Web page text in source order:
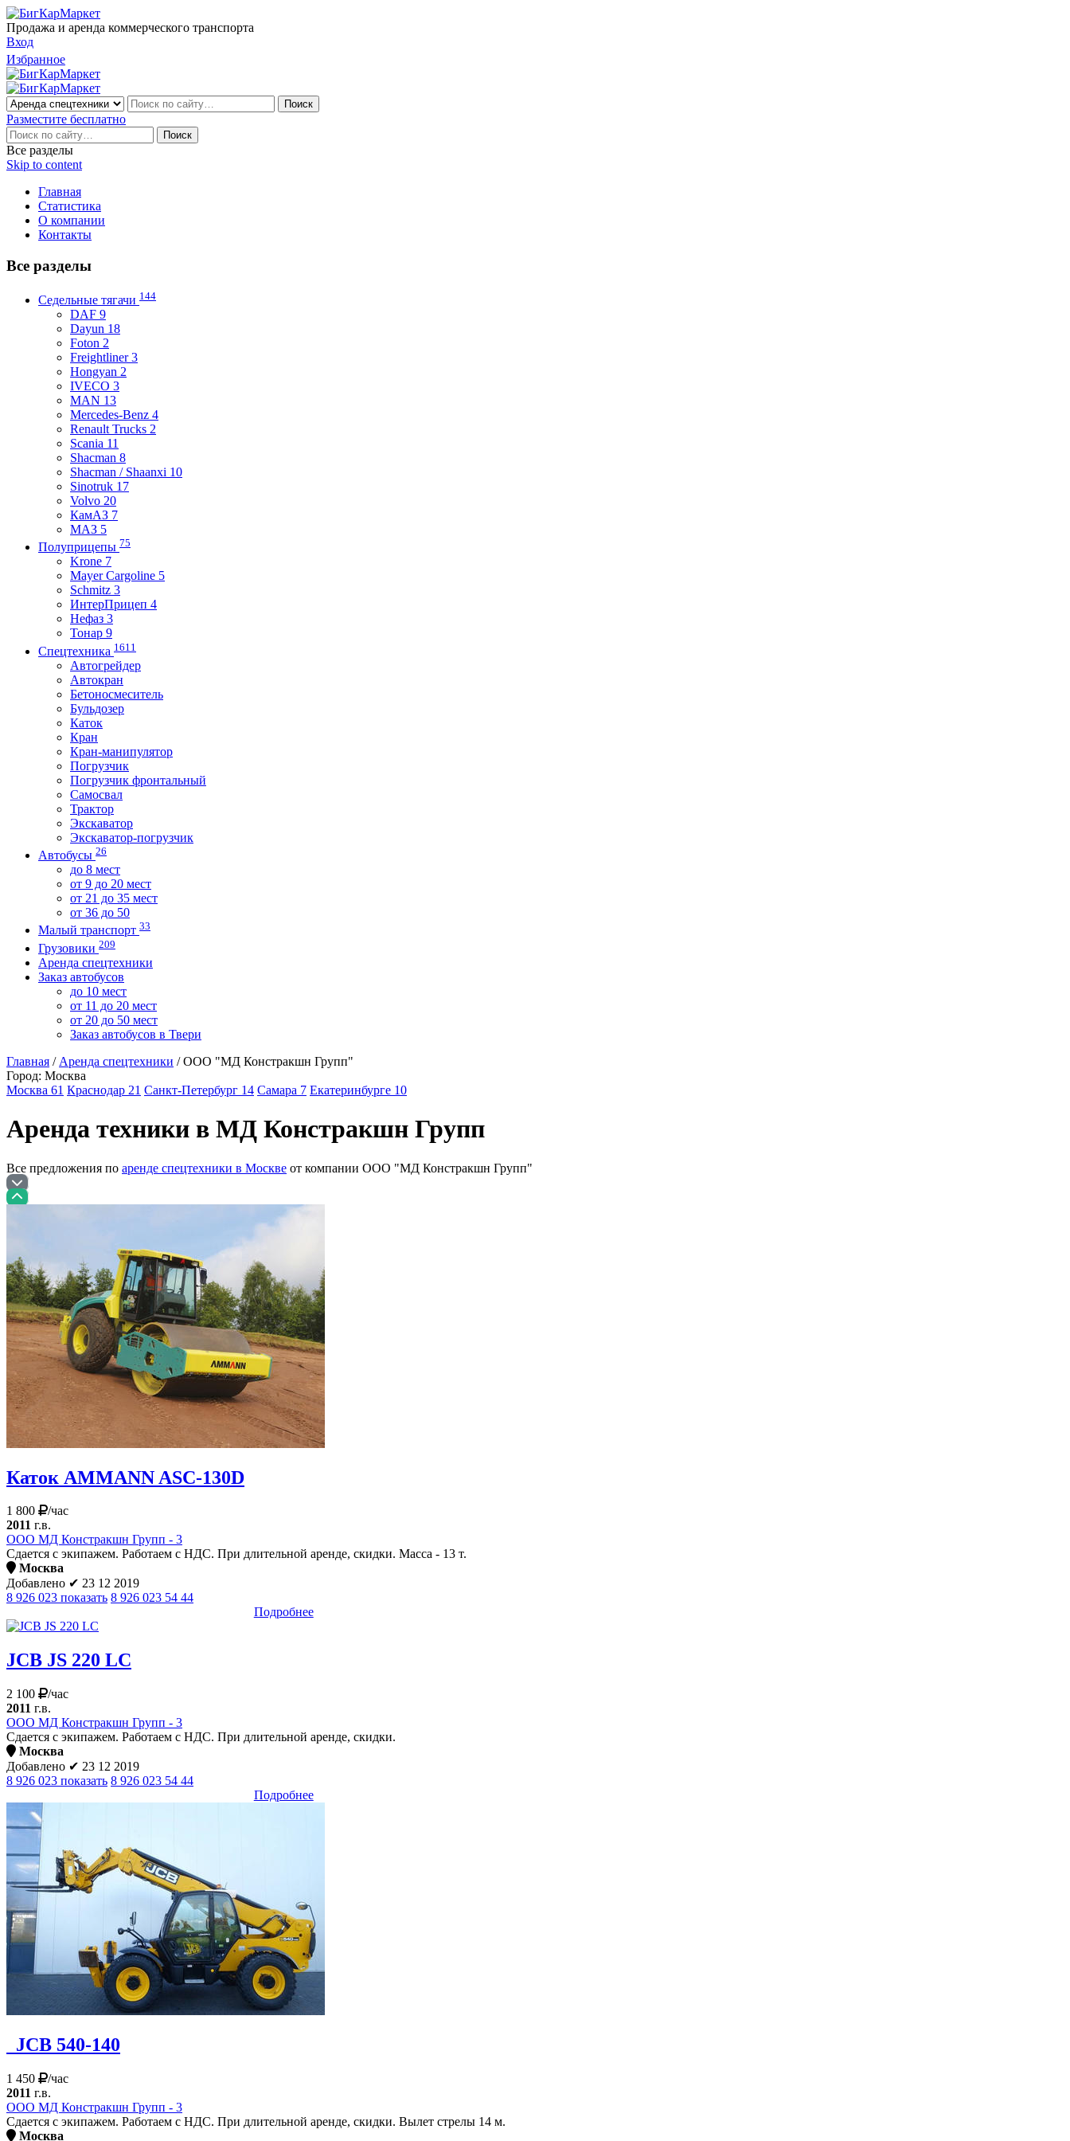
Продажа и аренда коммерческого транспорта
Вход
Избранное
Разместите бесплатно
Все разделы
Skip to content
Главная
Статистика
О компании
Контакты
Все разделы
Седельные тягачи 144
DAF 9
Dayun 18
Foton 2
Freightliner 3
Hongyan 2
IVECO 3
MAN 13
Mercedes-Benz 4
Renault Trucks 2
Scania 11
Shacman 8
Shacman / Shaanxi 10
Sinotruk 17
Volvo 20
КамАЗ 7
МАЗ 5
Полуприцепы 75
Krone 7
Mayer Cargoline 5
Schmitz 3
ИнтерПрицеп 4
Нефаз 3
Тонар 9
Спецтехника 1611
Автогрейдер
Автокран
Бетоносмеситель
Бульдозер
Каток
Кран
Кран-манипулятор
Погрузчик
Погрузчик фронтальный
Самосвал
Трактор
Экскаватор
Экскаватор-погрузчик
Автобусы 26
до 8 мест
от 9 до 20 мест
от 21 до 35 мест
от 36 до 50
Малый транспорт 33
Грузовики 209
Аренда спецтехники
Заказ автобусов
до 10 мест
от 11 до 20 мест
от 20 до 50 мест
Заказ автобусов в Твери
Главная / Аренда спецтехники / ООО "МД Констракшн Групп"
Город: Москва
Москва 61 Краснодар 21 Санкт-Петербург 14 Самара 7 Екатеринбурге 10
Аренда техники в МД Констракшн Групп
Все предложения по аренде спецтехники в Москве от компании ООО "МД Констракшн Групп"
Каток AMMANN ASC-130D
1 800
/час
2011 г.в.
ООО МД Констракшн Групп - 3
Сдается с экипажем. Работаем с НДС. При длительной аренде, скидки. Масса - 13 т.
Москва
Добавлено ✔ 23 12 2019
8 926 023 показать 8 926 023 54 44
Подробнее
JCB JS 220 LC
2 100
/час
2011 г.в.
ООО МД Констракшн Групп - 3
Сдается с экипажем. Работаем с НДС. При длительной аренде, скидки.
Москва
Добавлено ✔ 23 12 2019
8 926 023 показать 8 926 023 54 44
Подробнее
JCB 540-140
1 450
/час
2011 г.в.
ООО МД Констракшн Групп - 3
Сдается с экипажем. Работаем с НДС. При длительной аренде, скидки. Вылет стрелы 14 м.
Москва